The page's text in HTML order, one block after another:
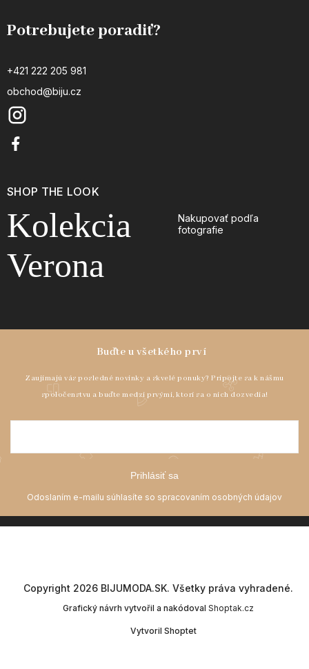
Potrebujete poradiť?
+421 222 205 981
obchod@biju.cz
Prihlásiť sa
SHOP THE LOOK
Kolekcia
Verona
Nakupovať podľa
fotografie
Vytvoril Shoptet
Copyright 2026 BIJUMODA.SK. Všetky práva vyhradené.
Grafický návrh vytvořil a nakódoval Shoptak.cz